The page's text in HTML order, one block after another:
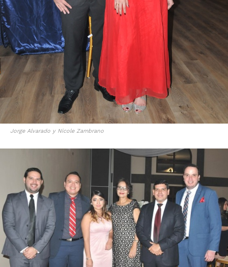
Jorge Alvarado y Nicole Zambrano